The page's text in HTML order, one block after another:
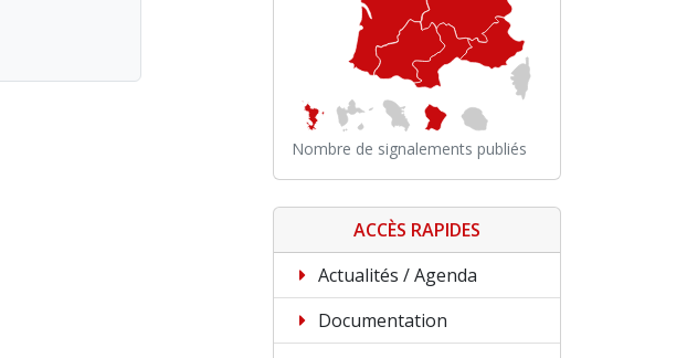
Nombre de signalements publiés
ACCÈS RAPIDES
Actualités / Agenda
Documentation